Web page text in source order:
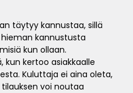
täytyy kannustaa, sillä
kannustusta
kun ollaan.
kun kertoo asiakkaalle
Kuluttaja ei aina oleta,
voi noutaa